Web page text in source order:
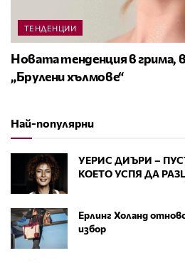
ТЕНДЕНЦИИ
Новата тенденция в грима,
„Брулени хълмове“
Най-популярни
УЕРИС ДИЪРИ –
КОЕТО УСПЯ ДА
Ерлинг Холанд
избор